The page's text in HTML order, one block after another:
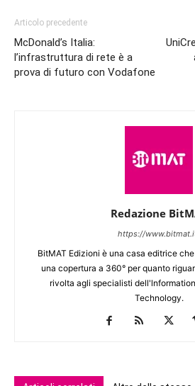
Articolo precedente
McDonald’s Italia:
l’infrastruttura di rete è a
prova di futuro con Vodafone
Redazione
https://
BitMAT Edizioni è una casa editrice
una copertura a 360° per quanto
rivolta agli specialisti
Technology.